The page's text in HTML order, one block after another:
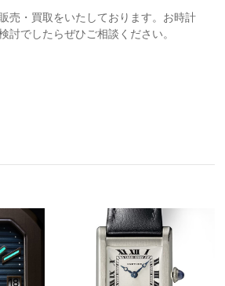
売・買取をいたしております。お時計
討でしたらぜひご相談ください。